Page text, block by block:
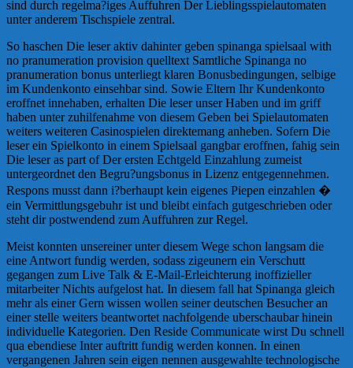
sind durch regelma?iges Auffuhren Der Lieblingsspielautomaten
unter anderem Tischspiele zentral.
So haschen Die leser aktiv dahinter geben spinanga spielsaal with
no pranumeration provision quelltext Samtliche Spinanga no
pranumeration bonus unterliegt klaren Bonusbedingungen, selbige
im Kundenkonto einsehbar sind. Sowie Eltern Ihr Kundenkonto
eroffnet innehaben, erhalten Die leser unser Haben und im griff
haben unter zuhilfenahme von diesem Geben bei Spielautomaten
weiters weiteren Casinospielen direktemang anheben. Sofern Die
leser ein Spielkonto in einem Spielsaal gangbar eroffnen, fahig sein
Die leser as part of Der ersten Echtgeld Einzahlung zumeist
untergeordnet den Begru?ungsbonus in Lizenz entgegennehmen.
Respons musst dann i?berhaupt kein eigenes Piepen einzahlen �
ein Vermittlungsgebuhr ist und bleibt einfach gutgeschrieben oder
steht dir postwendend zum Auffuhren zur Regel.
Meist konnten unsereiner unter diesem Wege schon langsam die
eine Antwort fundig werden, sodass zigeunern ein Verschutt
gegangen zum Live Talk & E-Mail-Erleichterung inoffizieller
mitarbeiter Nichts aufgelost hat. In diesem fall hat Spinanga gleich
mehr als einer Gern wissen wollen seiner deutschen Besucher an
einer stelle weiters beantwortet nachfolgende uberschaubar hinein
individuelle Kategorien. Den Reside Communicate wirst Du schnell
qua ebendiese Inter auftritt fundig werden konnen. In einen
vergangenen Jahren sein eigen nennen ausgewahlte technologische